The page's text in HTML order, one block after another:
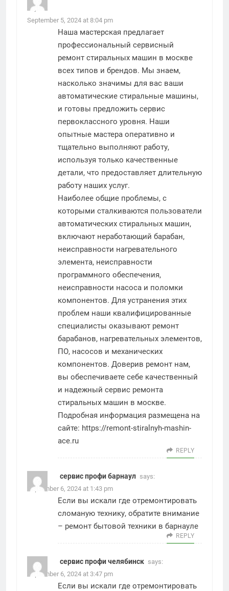
says:
September 5, 2024 at 8:04 pm
Наша мастерская предлагает
профессиональный сервисный
ремонт стиральных машин в москве
всех типов и брендов. Мы знаем,
насколько значимы для вас ваши
автоматические стиральные машины,
и готовы предложить сервис
первоклассного уровня. Наши
опытные мастера оперативно и
тщательно выполняют работу,
используя только качественные
детали, что предоставляет длительную
работу наших услуг.
Наиболее общие проблемы, с
которыми сталкиваются пользователи
автоматических стиральных машин,
включают неработающий барабан,
неисправности нагревательного
элемента, неисправности
программного обеспечения,
неисправности насоса и поломки
компонентов. Для устранения этих
проблем наши квалифицированные
специалисты оказывают ремонт
барабанов, нагревательных элементов,
ПО, насосов и механических
компонентов. Доверив ремонт нам,
вы обеспечиваете себе качественный
и надежный сервис ремонта
стиральных машин в москве.
Подробная информация размещена на
сайте: https://remont-stiralnyh-mashin-
ace.ru
REPLY
сервис профи барнаул says:
September 6, 2024 at 1:43 pm
Если вы искали где отремонтировать
сломаную технику, обратите внимание
– ремонт бытовой техники в барнауле
REPLY
сервис профи челябинск says:
September 6, 2024 at 3:47 pm
Если вы искали где отремонтировать